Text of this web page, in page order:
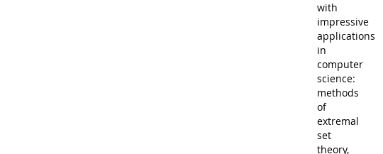
with
impressive
applications
in
computer
science:
methods
of
extremal
set
theory,